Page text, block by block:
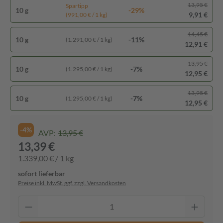
10 g
Spartipp
(991,00 € / 1 kg)
-29%
13,95 €
9,91 €
10 g (1.291,00 € / 1 kg) -11%
14,45 €
12,91 €
10 g (1.295,00 € / 1 kg) -7%
13,95 €
12,95 €
10 g (1.295,00 € / 1 kg) -7%
13,95 €
12,95 €
-4% AVP: 13,95 €
13,39 €
1.339,00 € / 1 kg
sofort lieferbar
Preise inkl. MwSt. ggf. zzgl. Versandkosten